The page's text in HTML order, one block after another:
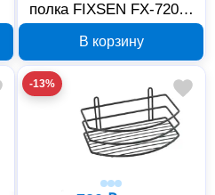
полка FIXSEN FX-720B-
В корзину
-13%